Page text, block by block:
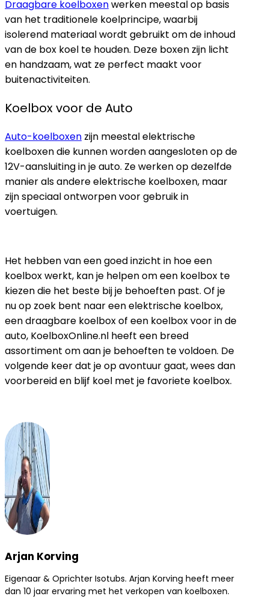
Draagbare koelboxenwerken meestal op basis
van het traditionele koelprincipe, waarbij
isolerend materiaal wordt gebruikt om de inhoud
van de box koel te houden. Deze boxen zijn licht
en handzaam, wat ze perfect maakt voor
buitenactiviteiten.
Koelbox voor de Auto
Auto-koelboxen zijn meestal elektrische
koelboxen die kunnen worden aangesloten op de
12V-aansluiting in je auto. Ze werken op dezelfde
manier als andere elektrische koelboxen, maar
zijn speciaal ontworpen voor gebruik in
voertuigen.
Het hebben van een goed inzicht in hoe een
koelbox werkt, kan je helpen om een koelbox te
kiezen die het beste bij je behoeften past. Of je
nu op zoek bent naar een elektrische koelbox,
een draagbare koelbox of een koelbox voor in de
auto, KoelboxOnline.nl heeft een breed
assortiment om aan je behoeften te voldoen. De
volgende keer dat je op avontuur gaat, wees dan
voorbereid en blijf koel met je favoriete koelbox.
Arjan Korving
Eigenaar & Oprichter Isotubs. Arjan Korving heeft meer
dan 10 jaar ervaring met het verkopen van koelboxen.